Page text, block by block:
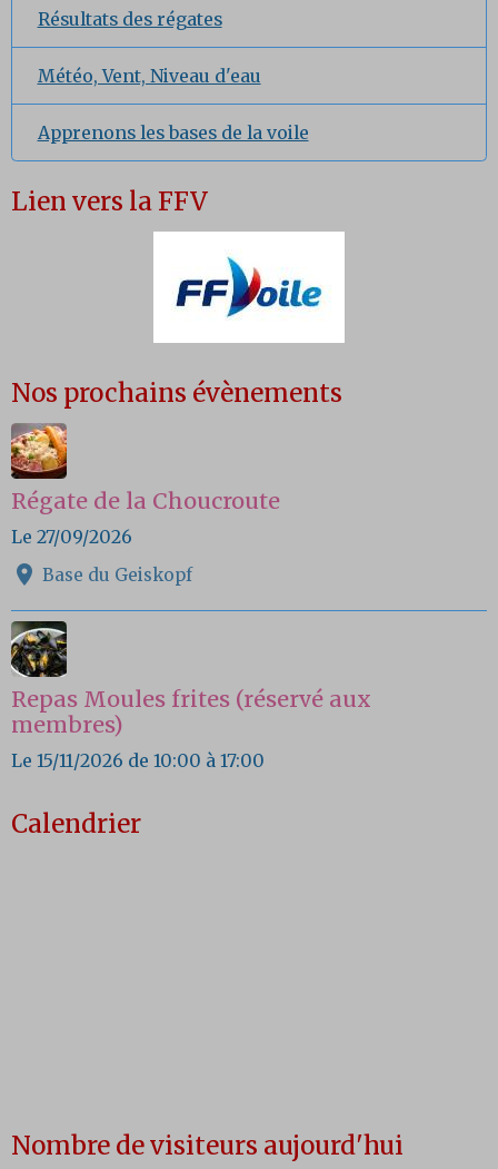
Résultats des régates
Météo, Vent, Niveau d'eau
Apprenons les bases de la voile
Lien vers la FFV
Nos prochains évènements
Régate de la Choucroute
Le 27/09/2026
Base du Geiskopf
Repas Moules frites (réservé aux
membres)
Le 15/11/2026 de 10:00 à 17:00
Calendrier
Nombre de visiteurs aujourd'hui